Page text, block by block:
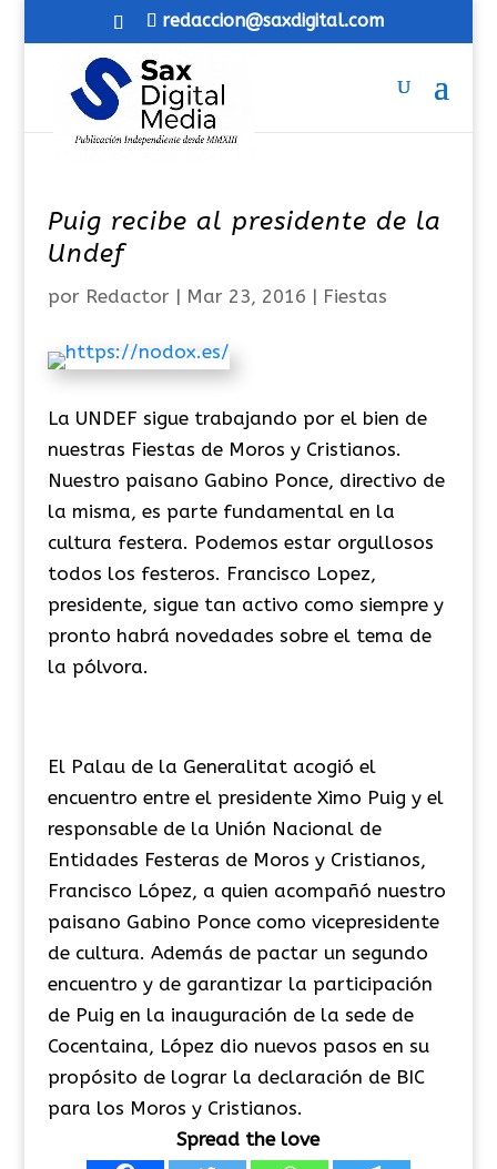
redaccion@saxdigital.com
Puig recibe al presidente de la
Undef
por Redactor| Mar 23, 2016 | Fiestas
La UNDEF sigue trabajando por el bien de
nuestras Fiestas de Moros y Cristianos.
Nuestro paisano Gabino Ponce, directivo de
la misma, es parte fundamental en la
cultura festera. Podemos estar orgullosos
todos los festeros. Francisco Lopez,
presidente, sigue tan activo como siempre y
pronto habrá novedades sobre el tema de
la pólvora.
El Palau de la Generalitat acogió el
encuentro entre el presidente Ximo Puig y el
responsable de la Unión Nacional de
Entidades Festeras de Moros y Cristianos,
Francisco López, a quien acompañó nuestro
paisano Gabino Ponce como vicepresidente
de cultura. Además de pactar un segundo
encuentro y de garantizar la participación
de Puig en la inauguración de la sede de
Cocentaina, López dio nuevos pasos en su
propósito de lograr la declaración de BIC
para los Moros y Cristianos.
Spread the love